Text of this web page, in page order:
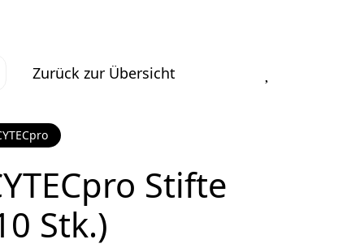
Zurück zur Übersicht
Stifte
Stk.)